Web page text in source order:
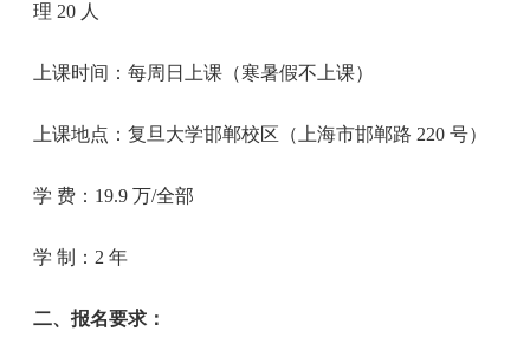
理 20 人
上课时间：每周日上课（寒暑假不上课）
上课地点：复旦大学邯郸校区（上海市邯郸路 220 号）
学 费：19.9 万/全部
学 制：2 年
二、报名要求：